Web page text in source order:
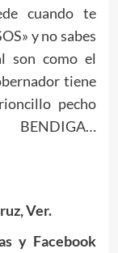
cuando te
y no sabes
son como el
tiene
pecho
Ver.
y Facebook